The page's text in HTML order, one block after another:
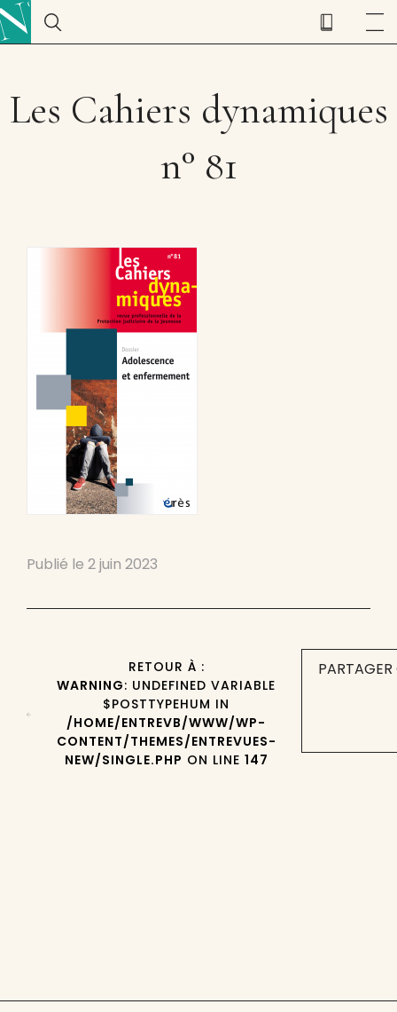
Les Cahiers dynamiques
n° 81
Publié le 2 juin 2023
RETOUR À :
WARNING: UNDEFINED VARIABLE
$POSTTYPEHUM IN
/HOME/ENTREVB/WWW/WP-
CONTENT/THEMES/ENTREVUES-
NEW/SINGLE.PHP ON LINE 147